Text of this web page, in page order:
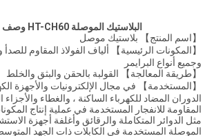
الخصوصيةالبلاستيك الموصلة HT-CH60
وصف
【اسم المنتج】 بلاستيك موصل
【المكونات الرئيسية】 ألياف الفولاذ المقاوم للصدأ
وجميع أنواع البرايمر
【طريقة المعالجة】 القولبة بالحقن والبثق والخلط
【المستخدمة】 في مجال الإلكترونيات والأجهزة
الدوران المضاد للكهرباء الساكنة ، والغطاء والأجزاء
المقاومة للانفجار المستخدمة في عملية إنتاج
مثل الدوائر المتكاملة والرقائق وأغلفة أجهزة